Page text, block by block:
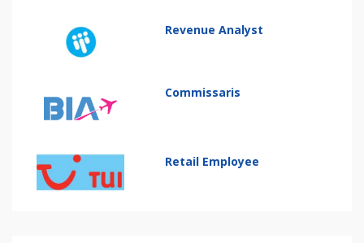
Revenue Analyst
Commissaris
Retail Employee